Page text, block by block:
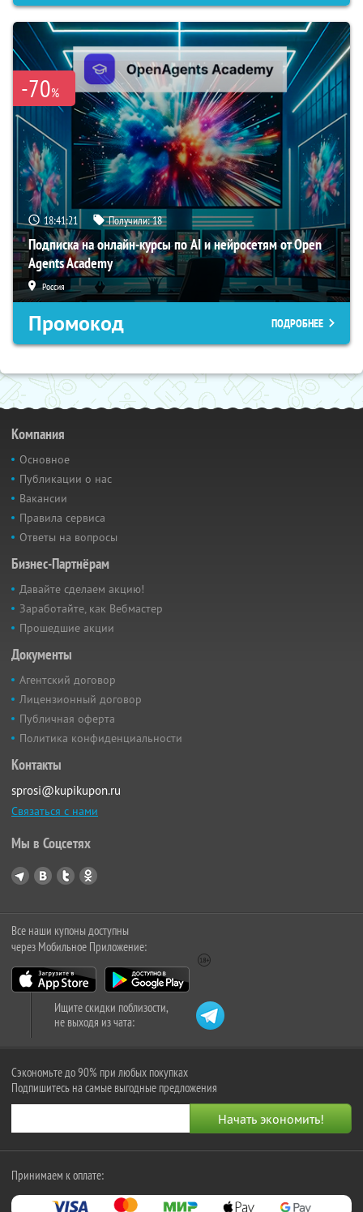
-70%
18:41:20 Получили:18
Подписка на онлайн-курсы по AI и нейросетям от Open
Agents Academy
Россия
Промокод ПОДРОБНЕЕ
Компания
Основное
Публикации о нас
Вакансии
Правила сервиса
Ответы на вопросы
Бизнес-Партнёрам
Давайте сделаем акцию!
Заработайте, как Вебмастер
Прошедшие акции
Документы
Агентский договор
Лицензионный договор
Публичная оферта
Политика конфиденциальности
Контакты
sprosi@kupikupon.ru
Связаться с нами
Мы в Соцсетях
Все наши купоны доступны
через Мобильное Приложение:
Ищите скидки поблизости,
не выходя из чата:
Сэкономьте до 90% при любых покупках
Подпишитесь на самые выгодные предложения
Принимаем к оплате: